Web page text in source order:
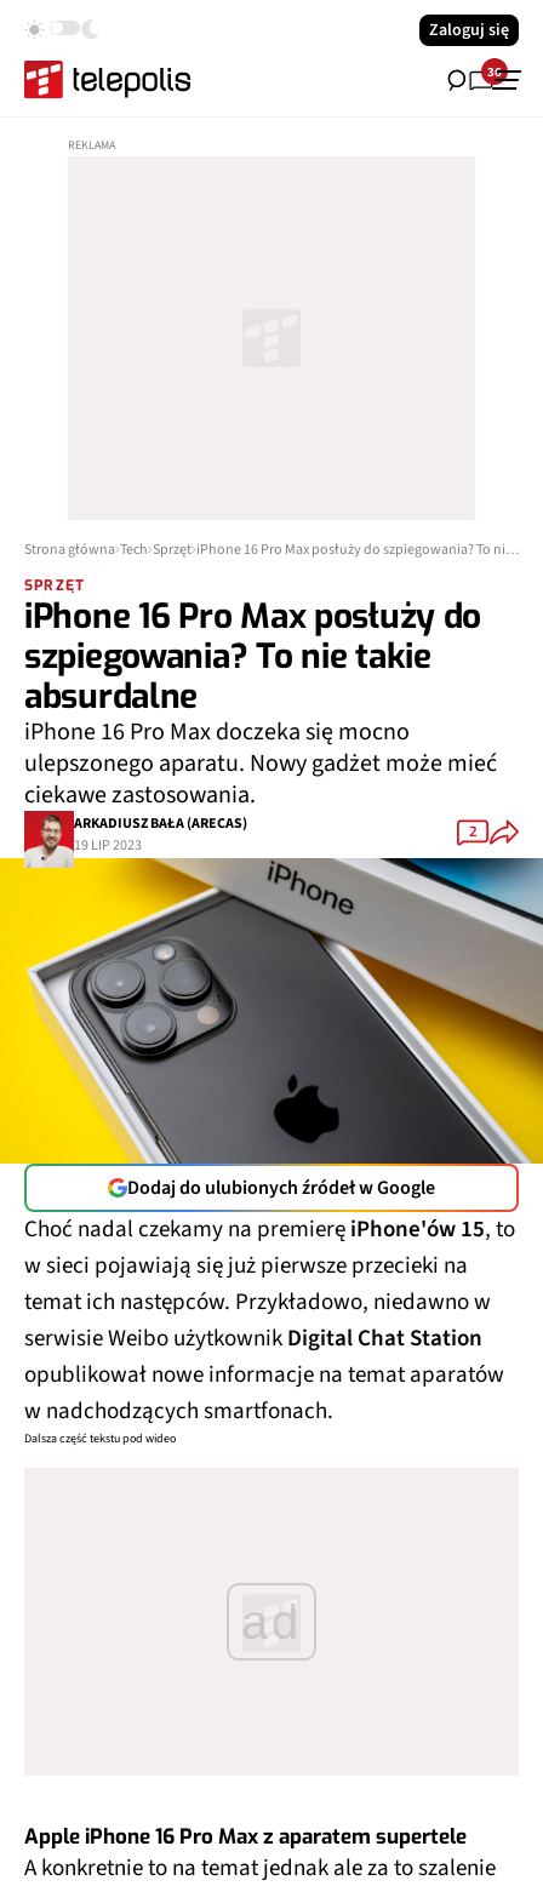
Zaloguj się
36
Strona główna Tech Sprzęt iPhone 16 Pro Max posłuży do szpiegowania? To nie takie absurdalne
SPRZĘT
iPhone 16 Pro Max posłuży do
szpiegowania? To nie takie
absurdalne
iPhone 16 Pro Max doczeka się mocno
ulepszonego aparatu. Nowy gadżet może mieć
ciekawe zastosowania.
ARKADIUSZ BAŁA (ARECAS)
19 LIP 2023
2
Dodaj do ulubionych źródeł w Google
Choć nadal czekamy na premieręiPhone'ów 15, to
w sieci pojawiają się już pierwsze przecieki na
temat ich następców. Przykładowo, niedawno w
serwisie Weibo użytkownikDigital Chat Station
opublikował nowe informacje na temat aparatów
w nadchodzących smartfonach.
Dalsza część tekstu pod wideo
ad
Apple iPhone 16 Pro Max z aparatem supertele
A konkretnie to na temat jednak ale za to szalenie